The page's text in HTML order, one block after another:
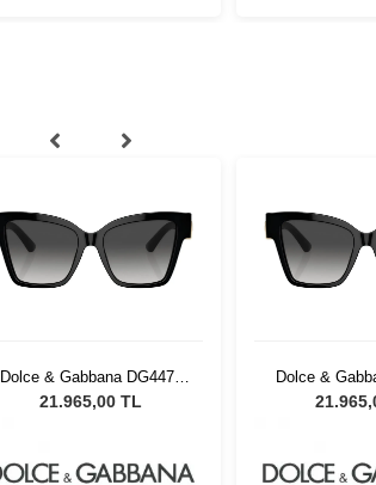
Dolce & Gabbana DG4470
501/8G 54 Kadın Güneş
21.965,00 TL
Dolce &
501/8G 54